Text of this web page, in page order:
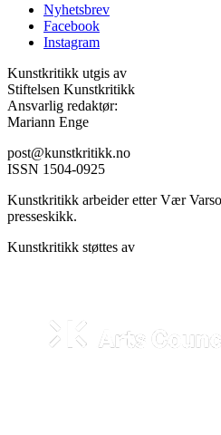
Nyhetsbrev
Facebook
Instagram
Kunstkritikk utgis av
Stiftelsen Kunstkritikk
Ansvarlig redaktør:
Mariann Enge
post@kunstkritikk.no
ISSN 1504-0925
Kunstkritikk arbeider etter Vær
presseskikk.
Kunstkritikk støttes av